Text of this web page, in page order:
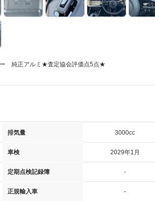
純正アルミ★査定協会評価点5点★
排気量 3000cc
車検 2029年1月
定期点検記録簿 -
正規輸入車 -